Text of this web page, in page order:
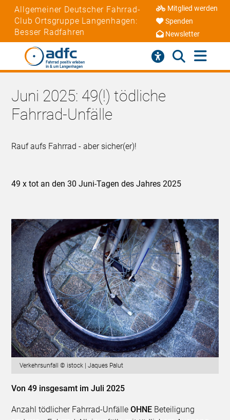
Allgemeiner Deutscher Fahrrad-
Club Ortsgruppe Langenhagen:
Besser Radfahren
Mitglied werden
Spenden
Newsletter
Juni 2025: 49(!) tödliche
Fahrrad-Unfälle
Rauf aufs Fahrrad - aber sicher(er)!
49 x tot an den 30 Juni-Tagen des Jahres 2025
Verkehrsunfall © istock | Jaques Palut
Von 49 insgesamt im Juli 2025
Anzahl tödlicher Fahrrad-UnfälleOHNE Beteiligung